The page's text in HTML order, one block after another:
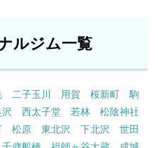
ルジム一覧
二子玉川 用賀 桜新町
駒
西太子堂 若林
松陰神社
松原 東北沢 下北沢
世田